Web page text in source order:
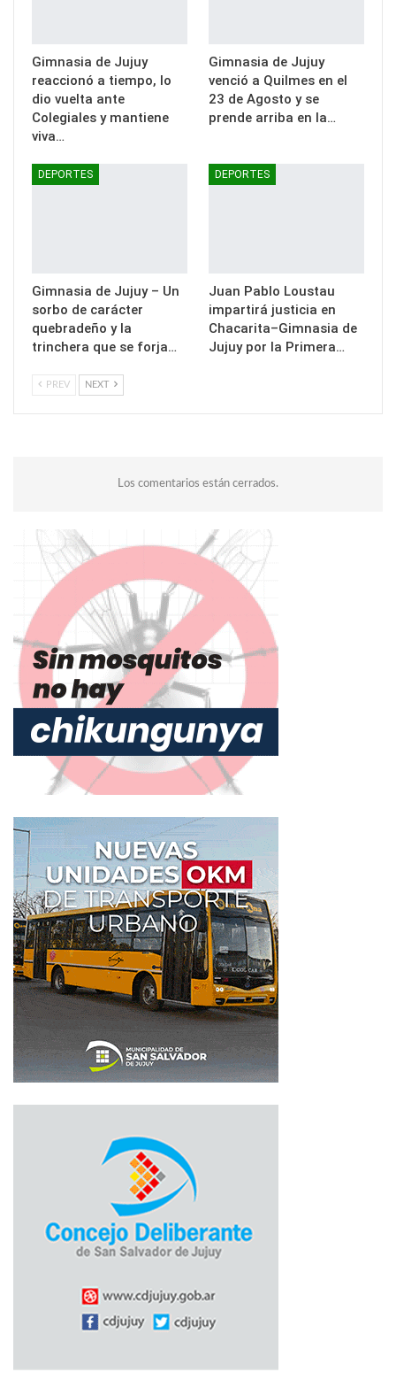
Gimnasia de Jujuy
reaccionó a tiempo, lo
dio vuelta ante
Colegiales y mantiene
viva…
Gimnasia de Jujuy
venció a Quilmes en el
23 de Agosto y se
prende arriba en la…
DEPORTES
Gimnasia de Jujuy – Un
sorbo de carácter
quebradeño y la
trinchera que se forja…
DEPORTES
Juan Pablo Loustau
impartirá justicia en
Chacarita–Gimnasia de
Jujuy por la Primera…
PREV NEXT
Los comentarios están cerrados.